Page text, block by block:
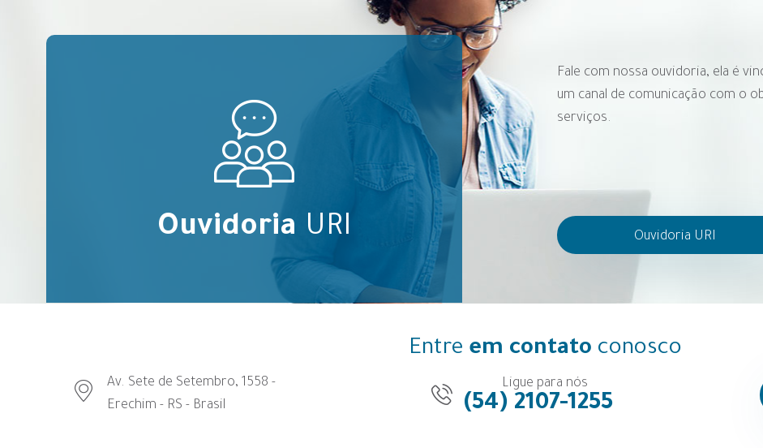
Ouvidoria URI
Fale com nossa ouvidoria, ela é
um canal de comunicação com o
serviços.
Ouvidoria URI
Entre em contato conosco
Av. Sete de Setembro, 1558 -
Erechim - RS - Brasil
Ligue para nós
(54) 2107-1255